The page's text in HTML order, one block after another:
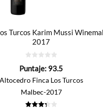
Turcos Karim Mussi
2017
de
Puntaje: 93.5
Altocedro Finca Los Turcos
Malbec-2017